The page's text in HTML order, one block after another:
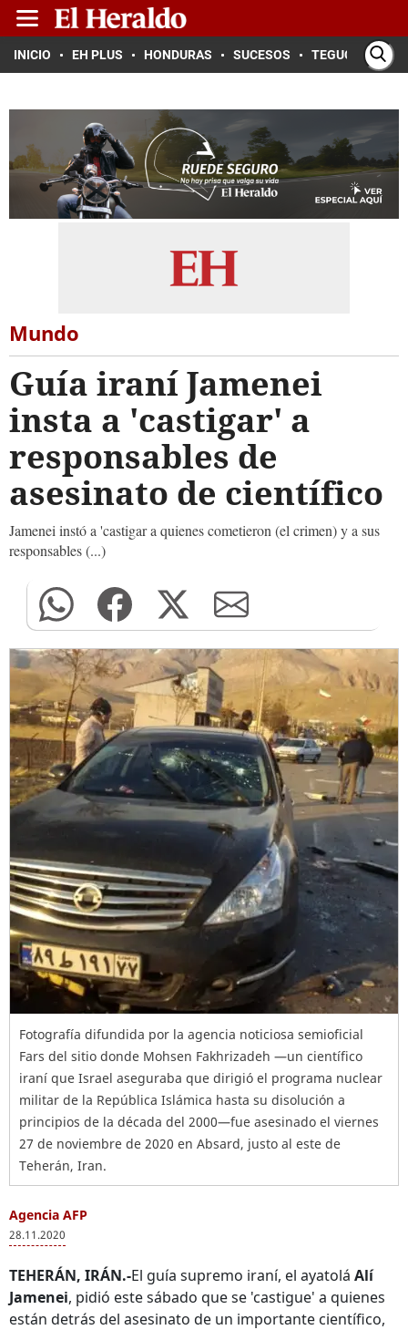
INICIO EH PLUS HONDURAS SUCESOS TEGUCIGALPA
Mundo
Guía iraní Jamenei
insta a 'castigar' a
responsables de
asesinato de científico
Jamenei instó a 'castigar a quienes cometieron (el crimen) y a sus
responsables (...)
Fotografía difundida por la agencia noticiosa semioficial
Fars del sitio donde Mohsen Fakhrizadeh —un científico
iraní que Israel aseguraba que dirigió el programa nuclear
militar de la República Islámica hasta su disolución a
principios de la década del 2000—fue asesinado el viernes
27 de noviembre de 2020 en Absard, justo al este de
Teherán, Iran.
Agencia AFP
28.11.2020
TEHERÁN, IRÁN.-El guía supremo iraní, el ayatolá Alí
Jamenei, pidió este sábado que se 'castigue' a quienes
están detrás del asesinato de un importante científico,